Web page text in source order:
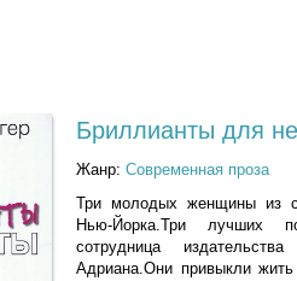
Бриллианты для
Жанр: Современная проза
Три молодых женщины из
Нью-Йорка.Три лучших
сотрудница
Адриана.Они привыкли